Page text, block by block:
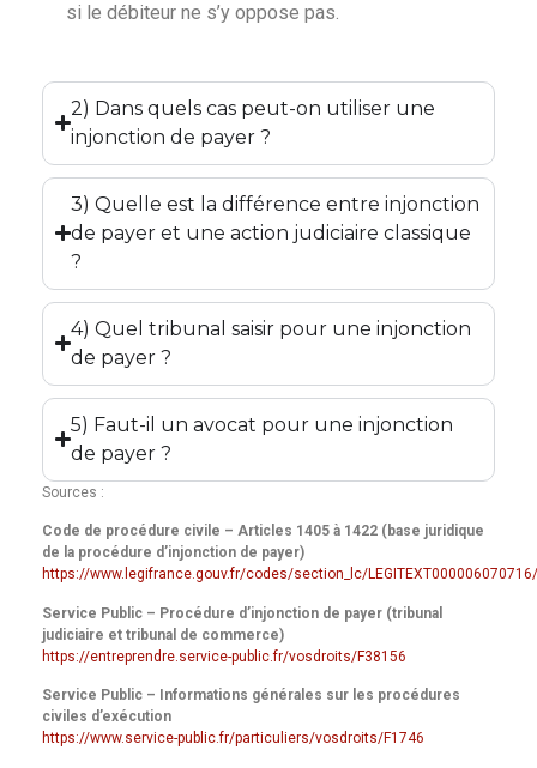
si le débiteur ne s’y oppose pas.
2) Dans quels cas peut-on utiliser une
injonction de payer ?
3) Quelle est la différence entre injonction
de payer et une action judiciaire classique
?
4) Quel tribunal saisir pour une injonction
de payer ?
5) Faut-il un avocat pour une injonction
de payer ?
Sources :
Code de procédure civile – Articles 1405 à 1422 (base juridique
de la procédure d’injonction de payer)
https://www.legifrance.gouv.fr/codes/section_lc/
Service Public – Procédure d’injonction de payer (tribunal
judiciaire et tribunal de commerce)
https://entreprendre.service-public.fr/vosdroits/F38156
Service Public – Informations générales sur les procédures
civiles d’exécution
https://www.service-public.fr/particuliers/vosdroits/F1746